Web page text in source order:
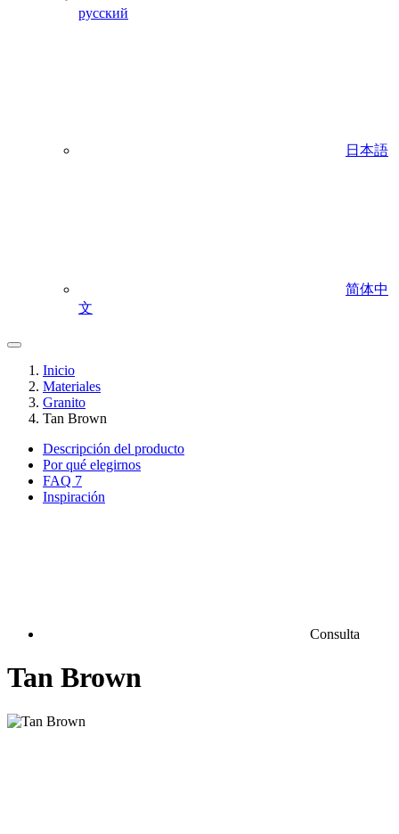
русский
日本語
简体中
文
Inicio
Materiales
Granito
Tan Brown
Descripción del producto
Por qué elegirnos
FAQ 7
Inspiración
Consulta
Tan Brown